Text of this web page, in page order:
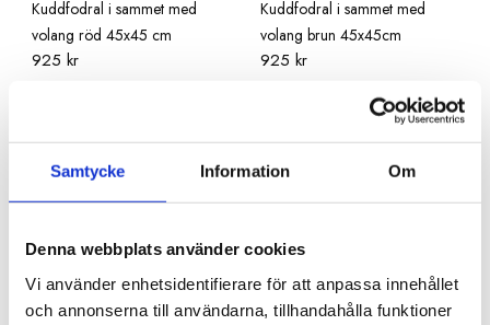
Samtycke Information Om
Denna webbplats använder cookies
Vi använder enhetsidentifierare för att anpassa innehållet
och annonserna till användarna, tillhandahålla funktioner
Kuddfodral i sammet med
volang röd 45x45 cm
925 kr
Kuddfodral i sammet med
volang brun 45x45cm
925 kr